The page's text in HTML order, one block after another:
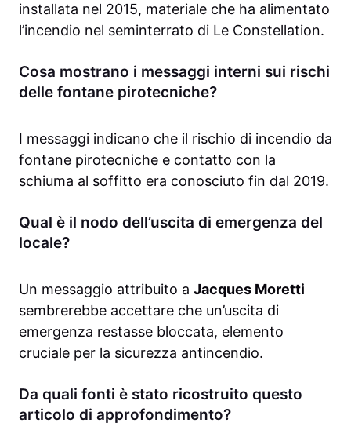
installata nel 2015, materiale che ha alimentato
l’incendio nel seminterrato di Le Constellation.
Cosa mostrano i messaggi interni sui rischi
delle fontane pirotecniche?
I messaggi indicano che il rischio di incendio da
fontane pirotecniche e contatto con la
schiuma al soffitto era conosciuto fin dal 2019.
Qual è il nodo dell’uscita di emergenza del
locale?
Un messaggio attribuito a Jacques Moretti
sembrerebbe accettare che un’uscita di
emergenza restasse bloccata, elemento
cruciale per la sicurezza antincendio.
Da quali fonti è stato ricostruito questo
articolo di approfondimento?